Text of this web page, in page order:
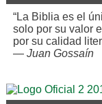
“La Biblia es el
solo por su valor
por su calidad
— Juan Gossaín